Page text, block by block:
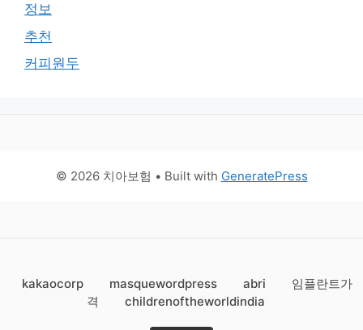
정보
추천
커피원두
© 2026 치아보험 • Built with GeneratePress
kakaocorp masquewordpress abri
임플란트가
격
childrenoftheworldindia